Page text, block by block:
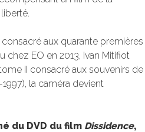
consacré aux quarante premières
chez EO en 2013, Ivan Mitifiot
II consacré aux souvenirs de
la caméra devient
du DVD du film Dissidence,